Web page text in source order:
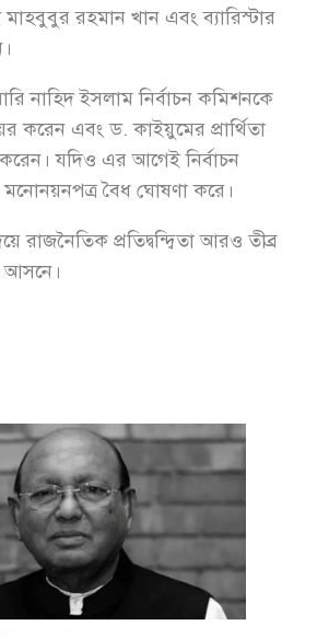
রহমান খান এবং ব্যারিস্টার
নাহিদ ইসলাম নির্বাচন কমিশনকে
করেন এবং ড. কাইয়ুমের প্রার্থিতা
যদিও এর আগেই নির্বাচন
মনোনয়নপত্র বৈধ ঘোষণা করে।
রাজনৈতিক প্রতিদ্বন্দ্বিতা আরও তীব্র
আসনে।